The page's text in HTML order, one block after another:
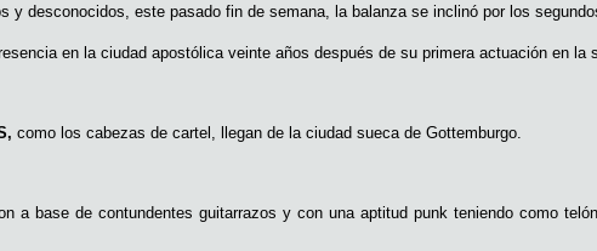
desconocidos, este pasado fin de semana, la balanza se inclinó por los
en la ciudad apostólica veinte años después de su primera actuación en la
como los cabezas de cartel, llegan de la ciudad sueca de Gottemburgo.
a base de contundentes guitarrazos y con una aptitud punk teniendo como